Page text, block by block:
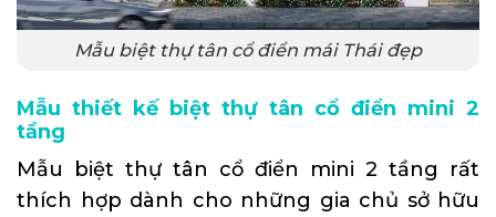
Mẫu biệt thự tân cổ điển mái Thái đẹp
Mẫu thiết kế biệt thự tân cổ điển mini 2
tầng
Mẫu biệt thự tân cổ điển mini 2 tầng rất
thích hợp dành cho những gia chủ sở hữu